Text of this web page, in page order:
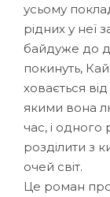
усьому
рідних у неї
байдуже до
покинуть,
ховається
якими вона
час, і
розділити з
очей світ.
Це роман